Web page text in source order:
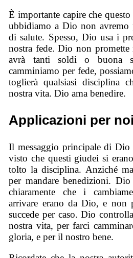
È importante capire che
ubbidiamo a Dio non avremo
di salute. Spesso, Dio usa i
nostra fede. Dio non promette
avrà tanti soldi o buona
camminiamo per fede,
toglierà qualsiasi disciplina
nostra vita. Dio ama benedire.
Applicazioni per noi
Il messaggio principale di Dio
visto che questi giudei si
tolto la disciplina. Anziché
per mandare benedizioni. Dio
chiaramente che i
arrivare erano da Dio, e non
succede per caso. Dio
nostra vita, per farci
gloria, e per il nostro bene.